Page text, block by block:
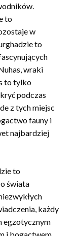
to
w
to
wraki
to tylko
podczas
z tych miejsc
fauny i
najbardziej
to
świata
każdy
egzotycznym
i bogactwem